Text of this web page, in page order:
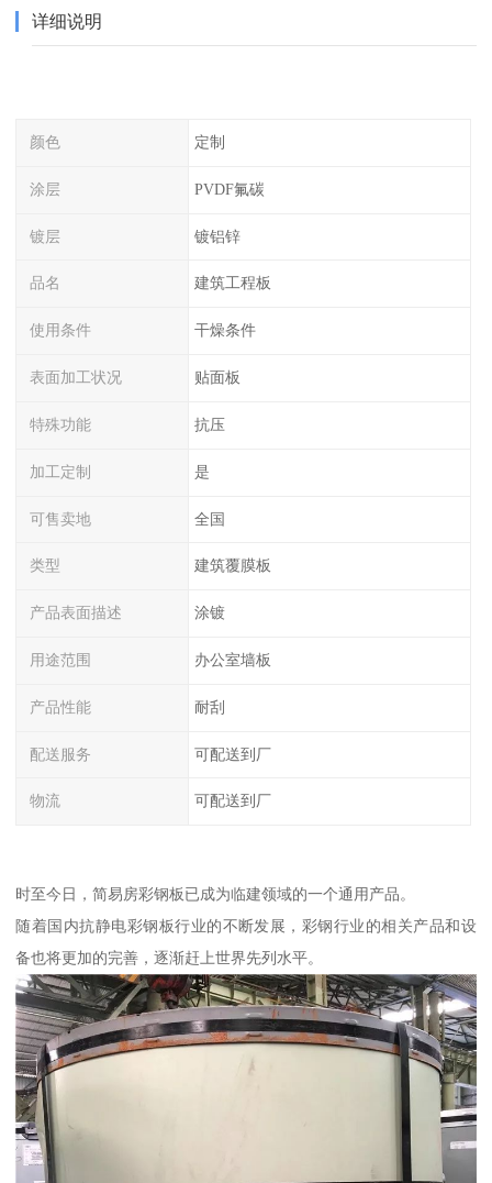
详细说明
颜色 定制
涂层 PVDF氟碳
镀层 镀铝锌
品名 建筑工程板
使用条件 干燥条件
表面加工状况 贴面板
特殊功能 抗压
加工定制 是
可售卖地 全国
类型 建筑覆膜板
产品表面描述 涂镀
用途范围 办公室墙板
产品性能 耐刮
配送服务 可配送到厂
物流 可配送到厂
时至今日，简易房彩钢板已成为临建领域的一个通用产品。
随着国内抗静电彩钢板行业的不断发展，彩钢行业的相关产品和设
备也将更加的完善，逐渐赶上世界先列水平。